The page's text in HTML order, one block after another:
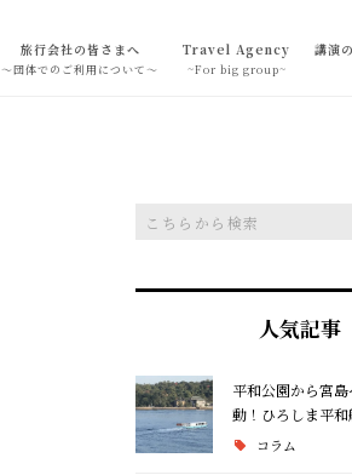
旅行会社の皆さまへ
～団体でのご利用について～
Travel Agency
~For big group~
講演
人気記事
平和公園から宮
動！ひろしま平
コラム